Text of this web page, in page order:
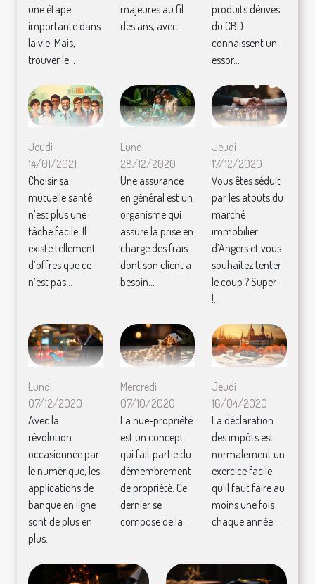
une étape
importante dans
la vie. Mais,
trouver le...
majeures au fil
des ans, avec...
produits dérivés
du CBD
connaissent un
essor...
Jeudi
14/01/2021
Choisir sa
mutuelle santé
n’est plus une
tâche facile. Il
existe tellement
d’offres que ce
n’est pas...
Lundi
28/12/2020
Une assurance
en général est un
organisme qui
assure la prise en
charge des frais
dont son client a
besoin...
Jeudi
17/12/2020
Vous êtes séduit
par les atouts du
marché
immobilier
d’Angers et vous
souhaitez tenter
le coup ? Super
!...
Lundi
07/12/2020
Avec la
révolution
occasionnée par
le numérique, les
applications de
banque en ligne
sont de plus en
plus...
Mercredi
07/10/2020
La nue-propriété
est un concept
qui fait partie du
démembrement
de propriété. Ce
dernier se
compose de la...
Jeudi
16/04/2020
La déclaration
des impôts est
normalement un
exercice facile
qu’il faut faire au
moins une fois
chaque année...